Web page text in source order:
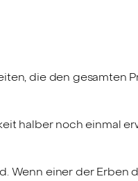
die den gesamten
halber noch einmal
Wenn einer der Erben